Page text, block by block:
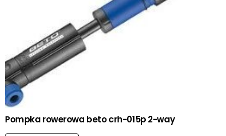
Pompka rowerowa beto crh-015p 2-way